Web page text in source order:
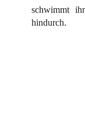
schwimmt
hindurch.